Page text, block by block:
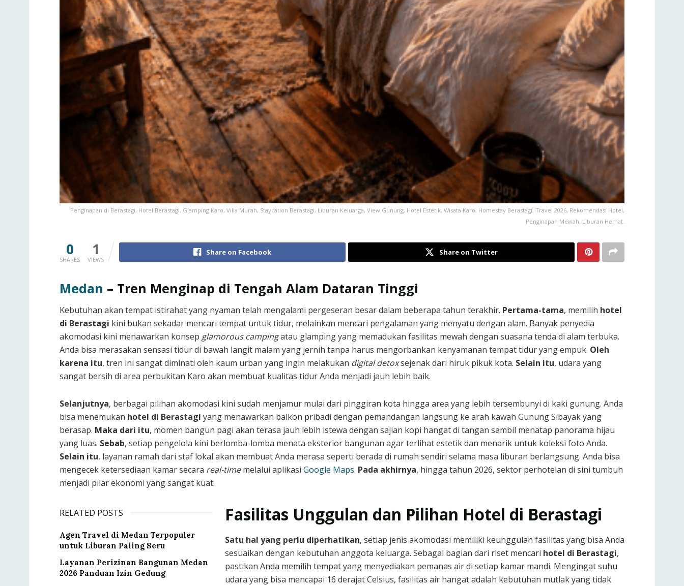
Penginapan di Berastagi, Hotel Berastagi, Glamping Karo, Villa Murah, Staycation Berastagi, Liburan Keluarga, View Gunung, Hotel Estetik, Wisata Karo, Homestay Berastagi, Travel 2026, Rekomendasi Hotel,
Penginapan Mewah, Liburan Hemat.
0
SHARES
1
VIEWS
Share on Facebook Share on Twitter
Medan – Tren Menginap di Tengah Alam Dataran Tinggi
Kebutuhan akan tempat istirahat yang nyaman telah mengalami pergeseran besar dalam beberapa tahun terakhir. Pertama-tama, memilih hotel
di Berastagi kini bukan sekadar mencari tempat untuk tidur, melainkan mencari pengalaman yang menyatu dengan alam. Banyak penyedia
akomodasi kini menawarkan konsep glamorous campingatau glamping yang memadukan fasilitas mewah dengan suasana tenda di alam terbuka.
Anda bisa merasakan sensasi tidur di bawah langit malam yang jernih tanpa harus mengorbankan kenyamanan tempat tidur yang empuk. Oleh
karena itu, tren ini sangat diminati oleh kaum urban yang ingin melakukan digital detoxsejenak dari hiruk pikuk kota. Selain itu, udara yang
sangat bersih di area perbukitan Karo akan membuat kualitas tidur Anda menjadi jauh lebih baik.
Selanjutnya, berbagai pilihan akomodasi kini sudah menjamur mulai dari pinggiran kota hingga area yang lebih tersembunyi di kaki gunung. Anda
bisa menemukan hotel di Berastagi yang menawarkan balkon pribadi dengan pemandangan langsung ke arah kawah Gunung Sibayak yang
berasap. Maka dari itu, momen bangun pagi akan terasa jauh lebih istewa dengan sajian kopi hangat di tangan sambil menatap panorama hijau
yang luas. Sebab, setiap pengelola kini berlomba-lomba menata eksterior bangunan agar terlihat estetik dan menarik untuk koleksi foto Anda.
Selain itu, layanan ramah dari staf lokal akan membuat Anda merasa seperti berada di rumah sendiri selama masa liburan berlangsung. Anda bisa
mengecek ketersediaan kamar secara real-timemelalui aplikasi Google Maps. Pada akhirnya, hingga tahun 2026, sektor perhotelan di sini tumbuh
menjadi pilar ekonomi yang sangat kuat.
RELATED POSTS
Agen Travel di Medan Terpopuler
untuk Liburan Paling Seru
Layanan Perizinan Bangunan Medan
2026 Panduan Izin Gedung
Fasilitas Unggulan dan Pilihan Hotel di Berastagi
Satu hal yang perlu diperhatikan, setiap jenis akomodasi memiliki keunggulan fasilitas yang bisa Anda
sesuaikan dengan kebutuhan anggota keluarga. Sebagai bagian dari riset mencari hotel di Berastagi,
pastikan Anda memilih tempat yang menyediakan pemanas air di setiap kamar mandi. Mengingat suhu
udara yang bisa mencapai 16 derajat Celsius, fasilitas air hangat adalah kebutuhan mutlak yang tidak